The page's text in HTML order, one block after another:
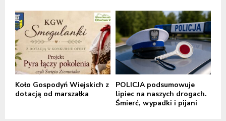
Koło Gospodyń Wiejskich z
dotacją od marszałka
POLICJA podsumowuje
lipiec na naszych drogach.
Śmierć, wypadki i pijani